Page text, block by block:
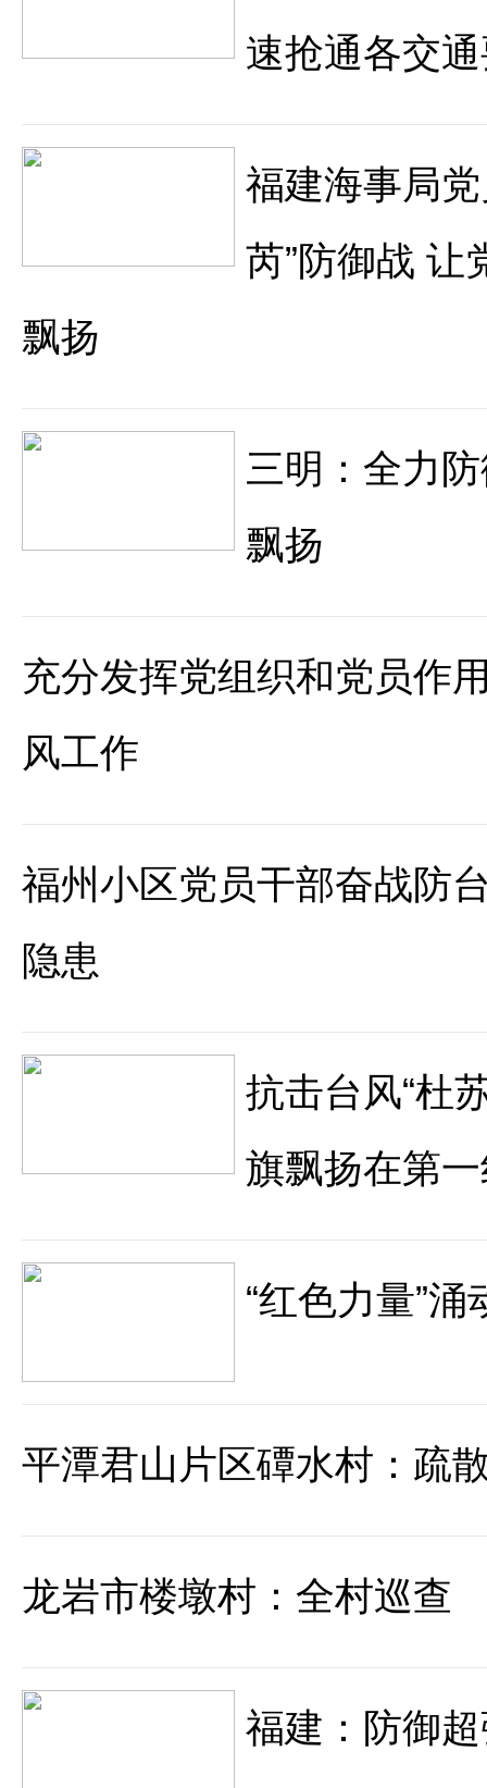
速抢通各交
福建海事局
芮”防御战 让
飘扬
三明：全力
飘扬
充分发挥党组织和党员作
风工作
福州小区党员干部奋战防
隐患
抗击台风“杜
旗飘扬在第
“红色力量”
平潭君山片区磹水村：疏
龙岩市楼墩村：全村巡查
福建：防御超